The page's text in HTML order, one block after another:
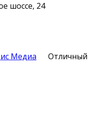
шоссе, 24
Медиа
Отличный